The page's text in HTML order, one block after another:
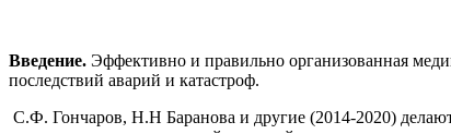
Введение. Эффективно и правильно организованная
последствий аварий и катастроф.
С.Ф. Гончаров, Н.Н Баранова и другие (2014-2020)